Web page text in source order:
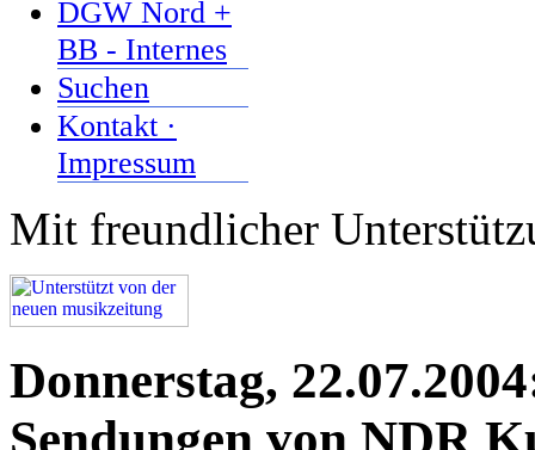
DGW Nord +
BB - Internes
Suchen
Kontakt ·
Impressum
Mit freundlicher
Donnerstag,
Sendungen von NDR